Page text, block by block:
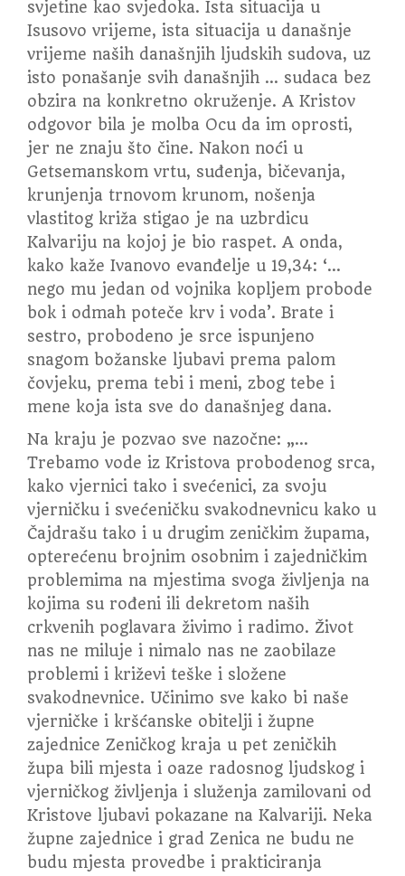
svjetine kao svjedoka. Ista situacija u
Isusovo vrijeme, ista situacija u današnje
vrijeme naših današnjih ljudskih sudova, uz
isto ponašanje svih današnjih … sudaca bez
obzira na konkretno okruženje. A Kristov
odgovor bila je molba Ocu da im oprosti,
jer ne znaju što čine. Nakon noći u
Getsemanskom vrtu, suđenja, bičevanja,
krunjenja trnovom krunom, nošenja
vlastitog križa stigao je na uzbrdicu
Kalvariju na kojoj je bio raspet. A onda,
kako kaže Ivanovo evanđelje u 19,34: ‘…
nego mu jedan od vojnika kopljem probode
bok i odmah poteče krv i voda’. Brate i
sestro, probodeno je srce ispunjeno
snagom božanske ljubavi prema palom
čovjeku, prema tebi i meni, zbog tebe i
mene koja ista sve do današnjeg dana.
Na kraju je pozvao sve nazočne: „…
Trebamo vode iz Kristova probodenog srca,
kako vjernici tako i svećenici, za svoju
vjerničku i svećeničku svakodnevnicu kako u
Čajdrašu tako i u drugim zeničkim župama,
opterećenu brojnim osobnim i zajedničkim
problemima na mjestima svoga življenja na
kojima su rođeni ili dekretom naših
crkvenih poglavara živimo i radimo. Život
nas ne miluje i nimalo nas ne zaobilaze
problemi i križevi teške i složene
svakodnevnice. Učinimo sve kako bi naše
vjerničke i kršćanske obitelji i župne
zajednice Zeničkog kraja u pet zeničkih
župa bili mjesta i oaze radosnog ljudskog i
vjerničkog življenja i služenja zamilovani od
Kristove ljubavi pokazane na Kalvariji. Neka
župne zajednice i grad Zenica ne budu ne
budu mjesta provedbe i prakticiranja